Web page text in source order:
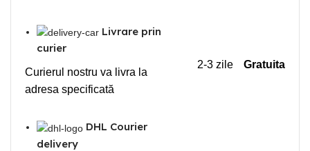
Livrare prin
curier
Curierul nostru va livra la
adresa specificată
2-3 zile Gratuita
DHL Courier
delivery